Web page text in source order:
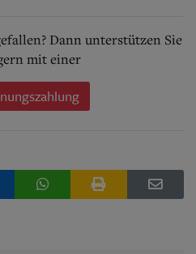
Dann unterstützen Sie
mit einer